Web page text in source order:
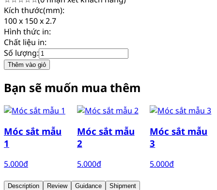
Kích thước(mm):
100 x 150 x 2.7
Hình thức in:
Chất liệu in:
Số lượng:
Thêm vào giỏ
Bạn sẽ muốn mua thêm
Móc sắt mẫu
1
5.000đ
Móc sắt mẫu
2
5.000đ
Móc sắt mẫu
3
5.000đ
Description Review Guidance Shipment